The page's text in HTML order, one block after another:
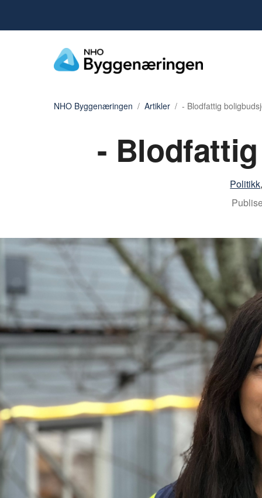
NHO Byggenæringen Artikler - Blodfattig
-
Politikk